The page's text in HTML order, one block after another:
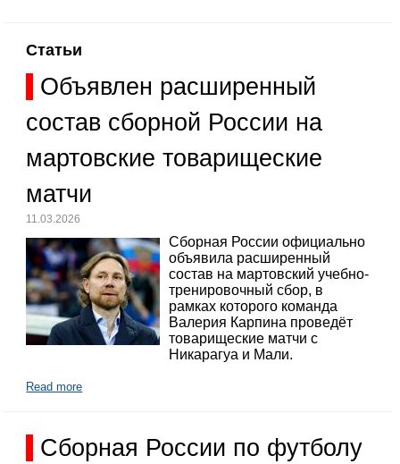
Статьи
Объявлен расширенный
состав сборной России на
мартовские товарищеские
матчи
11.03.2026
Сборная России официально
объявила расширенный
состав на мартовский учебно-
тренировочный сбор, в
рамках которого команда
Валерия Карпина проведёт
товарищеские матчи с
Никарагуа и Мали.
Read more
Сборная России по футболу